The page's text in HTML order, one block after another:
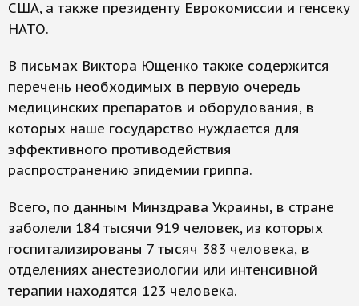
США, а также президенту Еврокомиссии и генсеку
НАТО.
В письмах Виктора Ющенко также содержится
перечень необходимых в первую очередь
медицинских препаратов и оборудования, в
которых наше государство нуждается для
эффективного противодействия
распространению эпидемии гриппа.
Всего, по данным Минздрава Украины, в стране
заболели 184 тысячи 919 человек, из которых
госпитализированы 7 тысяч 383 человека, в
отделениях анестезиологии или интенсивной
терапии находятся 123 человека.